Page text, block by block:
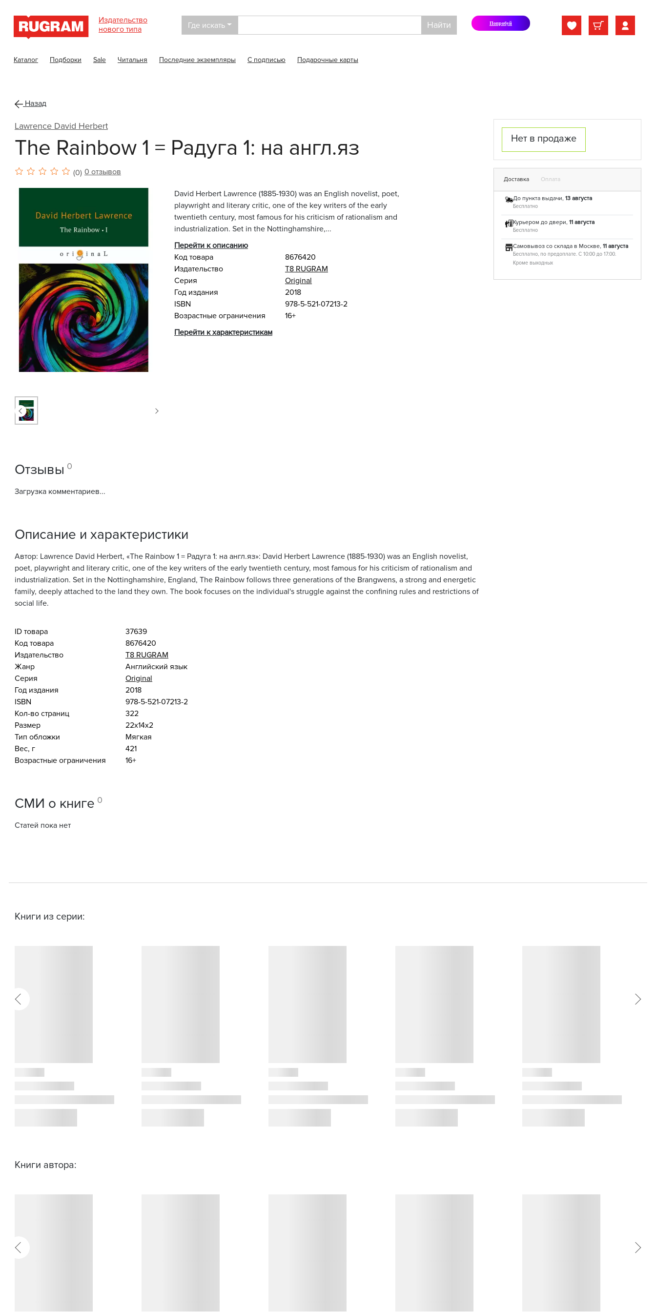
Издательство
нового типа
Где искать Найти Попробуй
Каталог Подборки Sale Читальня Последние экземпляры С подписью Подарочные карты
Назад
Lawrence David Herbert
The Rainbow 1 = Радуга 1: на англ.яз
(0) 0 отзывов
David Herbert Lawrence (1885-1930) was an English novelist, poet,
playwright and literary critic, one of the key writers of the early
twentieth century, most famous for his criticism of rationalism and
industrialization. Set in the Nottinghamshire,...
Перейти к описанию
Код товара
8676420
Издательство
Т8 RUGRAM
Серия
Original
Год издания
2018
ISBN
978-5-521-07213-2
Возрастные ограничения
16+
Перейти к характеристикам
Отзывы 0
Загрузка комментариев...
Описание и характеристики
Автор: Lawrence David Herbert, «The Rainbow 1 = Радуга 1: на англ.яз»: David Herbert Lawrence (1885-1930) was an English novelist,
poet, playwright and literary critic, one of the key writers of the early twentieth century, most famous for his criticism of rationalism and
industrialization. Set in the Nottinghamshire, England, The Rainbow follows three generations of the Brangwens, a strong and energetic
family, deeply attached to the land they own. The book focuses on the individual's struggle against the confining rules and restrictions of
social life.
ID товара
37639
Код товара
8676420
Издательство
Т8 RUGRAM
Жанр
Английский язык
Серия
Original
Год издания
2018
ISBN
978-5-521-07213-2
Кол-во страниц
322
Размер
22x14x2
Тип обложки
Мягкая
Вес, г
421
Возрастные ограничения
16+
СМИ о книге 0
Статей пока нет
Нет в продаже
Доставка Оплата
До пункта выдачи, 13 августа
Бесплатно
Курьером до двери, 11 августа
Бесплатно
Самовывоз со склада в Москве, 11 августа
Бесплатно, по предоплате. С 10:00 до 17:00.
Кроме выходных
Книги из серии:
Книги автора: